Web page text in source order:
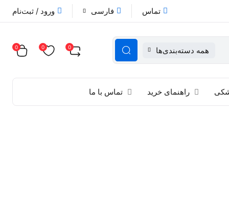
تماس فارسی ورود / ثبت‌نام
همه دسته‌بندی‌ها 0
0
0
راهنمای خرید تماس با ما